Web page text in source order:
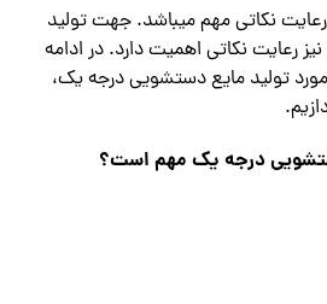
نکاتی مهم میباشد. جهت تولید
رعایت نکاتی اهمیت دارد. در ادامه
مورد تولید مایع دستشویی درجه یک،
درجه یک مهم است؟